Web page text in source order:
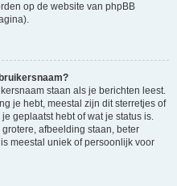
op de website van phpBB
staan als je berichten leest.
je hebt, meestal zijn dit sterretjes of
geplaatst hebt of wat je status is.
afbeelding staan, beter
meestal uniek of persoonlijk voor